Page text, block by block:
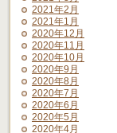
2021年2月
2021年1月
2020年12月
2020年11月
2020年10月
2020年9月
2020年8月
2020年7月
2020年6月
2020年5月
2020年4月